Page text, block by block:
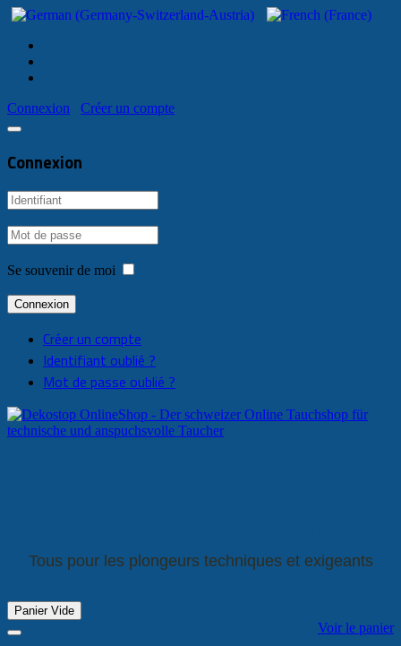
Connexion Créer un compte
Connexion
Se souvenir de moi
Connexion
Créer un compte
Identifiant oublié ?
Mot de passe oublié ?
Tous pour les plongeurs techniques et exigeants
Panier Vide
Voir le panier